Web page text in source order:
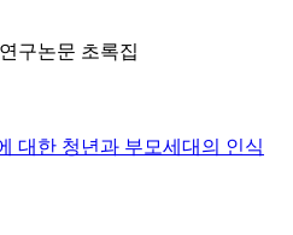
구논문 초록집
대한 청년과 부모세대의 인식